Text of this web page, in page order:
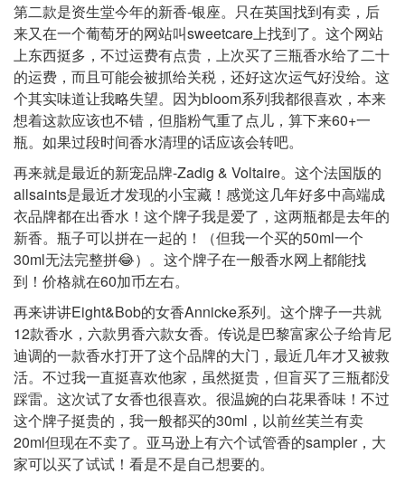
第二款是资生堂今年的新香-银座。只在英国找到有卖，后
来又在一个葡萄牙的网站叫sweetcare上找到了。这个网站
上东西挺多，不过运费有点贵，上次买了三瓶香水给了二十
的运费，而且可能会被抓给关税，还好这次运气好没给。这
个其实味道让我略失望。因为bloom系列我都很喜欢，本来
想着这款应该也不错，但脂粉气重了点儿，算下来60+一
瓶。如果过段时间香水清理的话应该会转吧。
再来就是最近的新宠品牌-Zadig & Voltaire。这个法国版的
allsaints是最近才发现的小宝藏！感觉这几年好多中高端成
衣品牌都在出香水！这个牌子我是爱了，这两瓶都是去年的
新香。瓶子可以拼在一起的！（但我一个买的50ml一个
30ml无法完整拼😂）。这个牌子在一般香水网上都能找
到！价格就在60加币左右。
再来讲讲Eight&Bob的女香Annicke系列。这个牌子一共就
12款香水，六款男香六款女香。传说是巴黎富家公子给肯尼
迪调的一款香水打开了这个品牌的大门，最近几年才又被救
活。不过我一直挺喜欢他家，虽然挺贵，但盲买了三瓶都没
踩雷。这次试了女香也很喜欢。很温婉的白花果香味！不过
这个牌子挺贵的，我一般都买的30ml，以前丝芙兰有卖
20ml但现在不卖了。亚马逊上有六个试管香的sampler，大
家可以买了试试！看是不是自己想要的。